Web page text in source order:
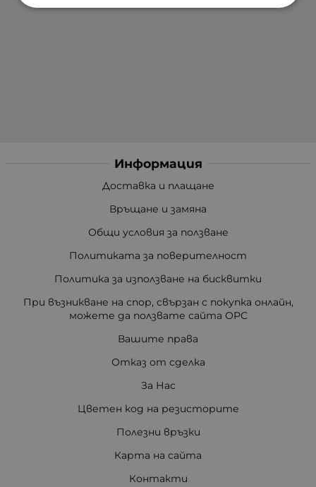
Информация
Доставка и плащане
Връщане и замяна
Общи условия за ползване
Политиката за поверителност
Политика за използване на бисквитки
При възникване на спор, свързан с покупка онлайн,
можете да ползвате сайта ОРС
Вашите права
Отказ от сделка
За Нас
Цветен код на резисторите
Полезни връзки
Карта на сайта
Контакти